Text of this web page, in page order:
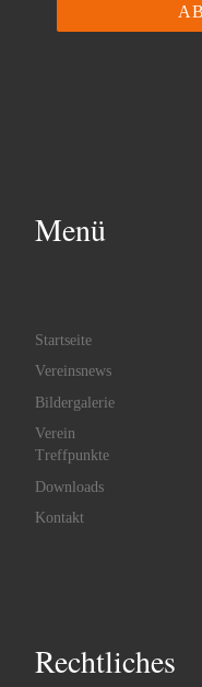
Menü
Startseite
Vereinsnews
Bildergalerie
Verein
Treffpunkte
Downloads
Kontakt
Rechtliches